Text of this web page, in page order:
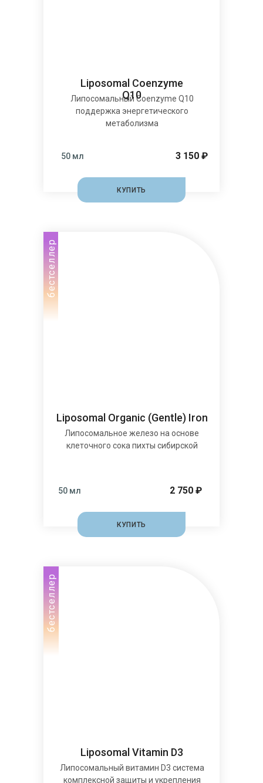
50 мл 3 150 ₽
Липосомальный Coenzyme Q10
поддержка энергетического
метаболизма
Liposomal Coenzyme
Q10
КУПИТЬ
50 мл
Липосомальное железо на основе
клеточного сока пихты сибирской
Liposomal Organic (Gentle) Iron
КУПИТЬ
бестселлер
2 750 ₽
Липосомальный витамин D3 система
комплексной защиты и укрепления
Liposomal Vitamin D3
бестселлер